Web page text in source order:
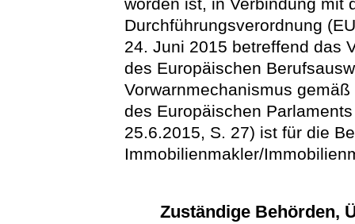
Durchführungsverordnung
24. Juni 2015 betreffend das
des Europäischen
Vorwarnmechanismus
des Europäischen
25.6.2015, S. 27) ist für die
Immobilienmakler/
Zuständige Behörden,